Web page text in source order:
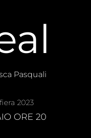
Pasquali
2023
ORE 20